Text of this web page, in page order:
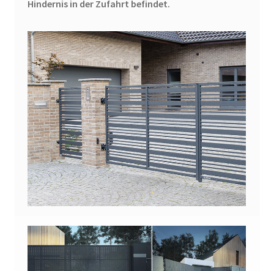
Hindernis in der Zufahrt befindet.